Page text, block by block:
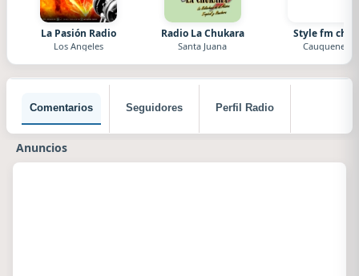
La Pasión Radio
Los Angeles
Radio La Chukara
Santa Juana
Style fm chile
Cauquenes
Comentarios Seguidores Perfil Radio
Anuncios